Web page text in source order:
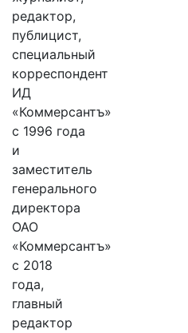
редактор,
публицист,
специальный
корреспондент
ИД
«Коммерсантъ»
с 1996 года
и
заместитель
генерального
директора
ОАО
«Коммерсантъ»
с 2018
года,
главный
редактор